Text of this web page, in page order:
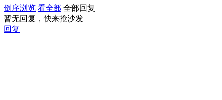
倒序浏览 看全部 全部回复
暂无回复，快来抢沙发
回复